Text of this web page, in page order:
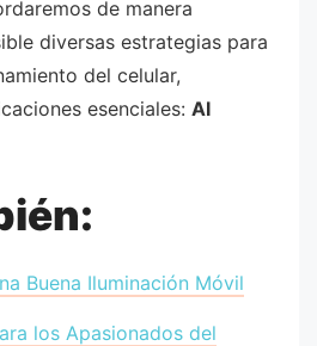
de manera
diversas estrategias para
del celular,
esenciales: AI
Buena Iluminación Móvil
los Apasionados del